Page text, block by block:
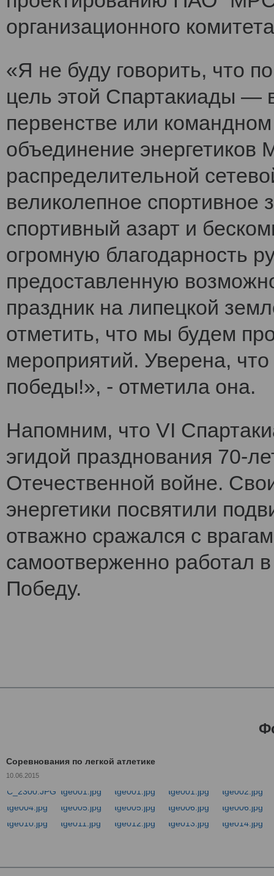
организационного
«Я не буду говорить, что
цель этой Спартакиады —
первенстве или
объединение энергетиков
распределительной
великолепное
спортивный азарт и
огромную благодарность
предоставленную
праздник на липецкой
отметить, что мы будем
мероприятий. Уверена,
победы!», - отметила она.
Напомним, что VI
эгидой празднования 70-
Отечественной войне.
энергетики посвятили
отважно сражался с
самоотверженно работал
Победу.
Соревнования по легкой атлетике
10.06.2015